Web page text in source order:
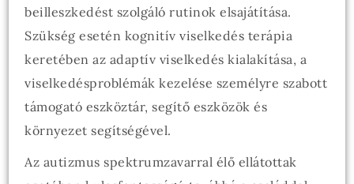
beilleszkedést szolgáló rutinok elsajátítása.
Szükség esetén kognitív viselkedés terápia
keretében az adaptív viselkedés kialakítása, a
viselkedésproblémák kezelése személyre szabott
támogató eszköztár, segítő eszközök és
környezet segítségével.
Az autizmus spektrumzavarral élő ellátottak